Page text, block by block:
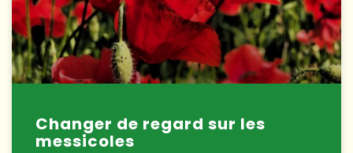
Changer de regard sur les
messicoles